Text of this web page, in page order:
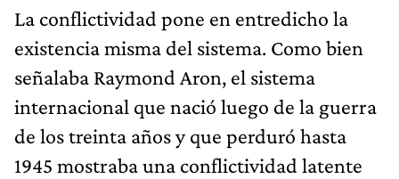
La conflictividad pone en entredicho la
existencia misma del sistema. Como bien
señalaba Raymond Aron, el sistema
internacional que nació luego de la guerra
de los treinta años y que perduró hasta
1945 mostraba una conflictividad latente